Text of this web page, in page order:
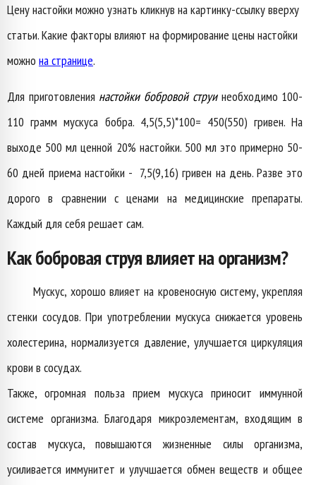
Цену настойки можно узнать кликнув на картинку-ссылку вверху
статьи. Какие факторы влияют на формирование цены настойки
можно на странице.
Для приготовления настойки бобровой струи необходимо 100-
110 грамм мускуса бобра. 4,5(5,5)*100= 450(550) гривен. На
выходе 500 мл ценной 20% настойки. 500 мл это примерно 50-
60 дней приема настойки - 7,5(9,16) гривен на день. Разве это
дорого в сравнении с ценами на медицинские препараты.
Каждый для себя решает сам.
Как бобровая струя влияет на организм?
Мускус, хорошо влияет на кровеносную систему, укрепляя
стенки сосудов. При употреблении мускуса снижается уровень
холестерина, нормализуется давление, улучшается циркуляция
крови в сосудах.
Также, огромная польза прием мускуса приносит иммунной
системе организма. Благодаря микроэлементам, входящим в
состав мускуса, повышаются жизненные силы организма,
усиливается иммунитет и улучшается обмен веществ и общее